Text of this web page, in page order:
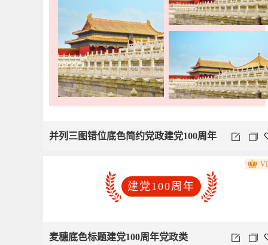
并列三图错位底色简约党政建党100周年
建党100周年
麦穗底色标题建党100周年党政类